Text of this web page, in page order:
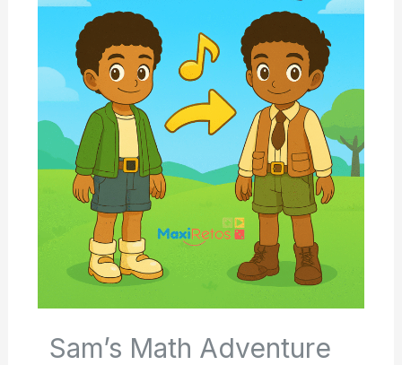
Sam’s Math Adventure